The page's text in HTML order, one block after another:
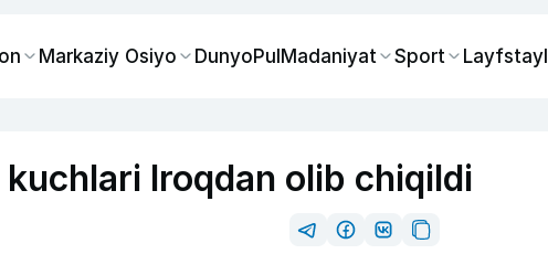
Markaziy Osiyo DunyoPulMadaniyat Sport Layfstayl
Iroqdan olib chiqildi